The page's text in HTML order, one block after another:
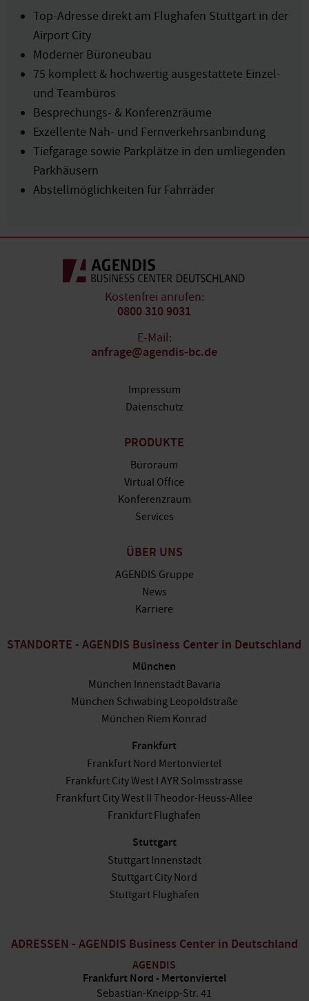
Top-Adresse direkt am Flughafen Stuttgart in der
Airport City
Moderner Büroneubau
75 komplett & hochwertig ausgestattete Einzel-
und Teambüros
Besprechungs- & Konferenzräume
Exzellente Nah- und Fernverkehrsanbindung
Tiefgarage sowie Parkplätze in den umliegenden
Parkhäusern
Abstellmöglichkeiten für Fahrräder
Kostenfrei anrufen:
0800 310 9031
E-Mail:
anfrage@agendis-bc.de
Impressum
Datenschutz
PRODUKTE
Büroraum
Virtual Office
Konferenzraum
Services
ÜBER UNS
AGENDIS Gruppe
News
Karriere
STANDORTE - AGENDIS Business Center in Deutschland
München
München Innenstadt Bavaria
München Schwabing Leopoldstraße
München Riem Konrad
Frankfurt
Frankfurt Nord Mertonviertel
Frankfurt City West I AYR Solmsstrasse
Frankfurt City West II Theodor-Heuss-Allee
Frankfurt Flughafen
Stuttgart
Stuttgart Innenstadt
Stuttgart City Nord
Stuttgart Flughafen
ADRESSEN - AGENDIS Business Center in Deutschland
AGENDIS
Frankfurt Nord - Mertonviertel
Sebastian-Kneipp-Str. 41